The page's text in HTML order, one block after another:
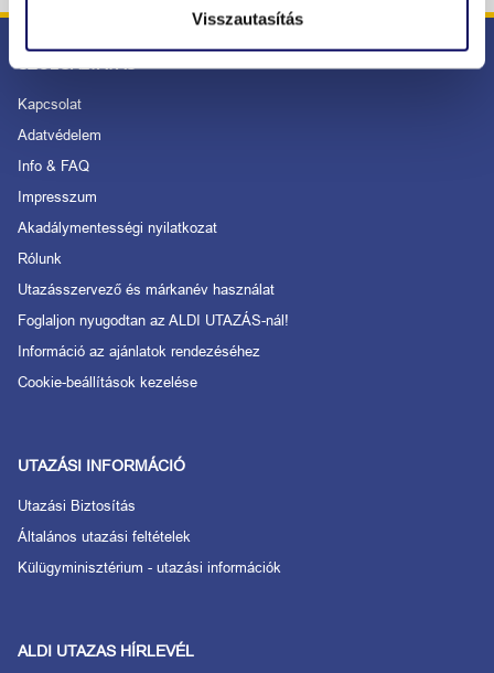
Visszautasítás
Kapcsolat
Adatvédelem
Info & FAQ
Impresszum
Akadálymentességi nyilatkozat
Rólunk
Utazásszervező és márkanév használat
Foglaljon nyugodtan az ALDI UTAZÁS-nál!
Információ az ajánlatok rendezéséhez
Cookie-beállítások kezelése
UTAZÁSI INFORMÁCIÓ
Utazási Biztosítás
Általános utazási feltételek
Külügyminisztérium - utazási információk
ALDI UTAZAS HÍRLEVÉL